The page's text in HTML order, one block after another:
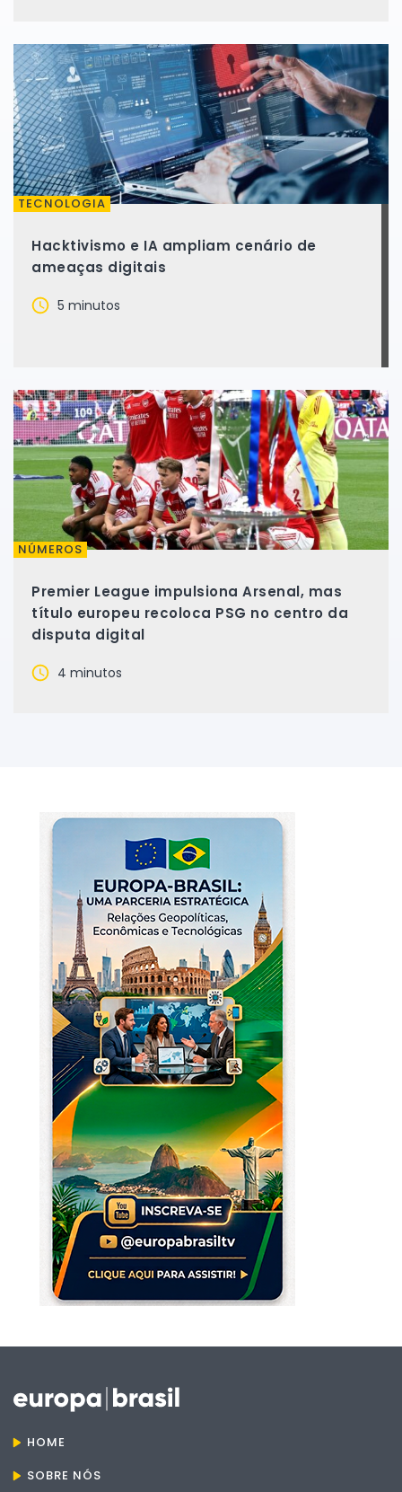
TECNOLOGIA
Hacktivismo e IA ampliam cenário de
ameaças digitais
5 minutos
NÚMEROS
Premier League impulsiona Arsenal, mas
título europeu recoloca PSG no centro da
disputa digital
4 minutos
HOME
SOBRE NÓS